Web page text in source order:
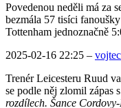
Povedenou neděli má za
bezmála 57 tisíci
Tottenham jednoznačně
2025-02-16 22:25 –
Trenér Leicesteru Ruud
se podle něj zlomil zápas
rozdílech. Šance